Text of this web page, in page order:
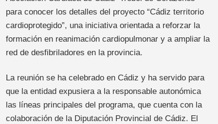
para conocer los detalles del proyecto “Cádiz territorio
cardioprotegido”, una iniciativa orientada a reforzar la
formación en reanimación cardiopulmonar y a ampliar la
red de desfibriladores en la provincia.
La reunión se ha celebrado en Cádiz y ha servido para
que la entidad expusiera a la responsable autonómica
las líneas principales del programa, que cuenta con la
colaboración de la Diputación Provincial de Cádiz. El